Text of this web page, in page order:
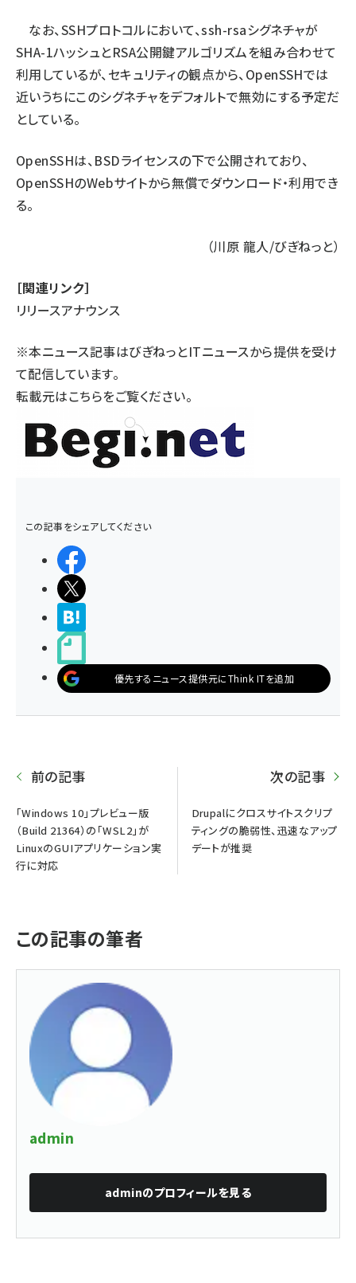
なお、SSHプロトコルにおいて、ssh-rsaシグネチャが
SHA-1ハッシュとRSA公開鍵アルゴリズムを組み合わせて
利用しているが、セキュリティの観点から、OpenSSHでは
近いうちにこのシグネチャをデフォルトで無効にする予定だ
としている。
OpenSSHは、BSDライセンスの下で公開されており、
OpenSSHのWebサイトから無償でダウンロード・利用でき
る。
（川原 龍人/びぎねっと）
［関連リンク］
リリースアナウンス
※本ニュース記事はびぎねっとITニュースから提供を受け
て配信しています。
転載元はこちらをご覧ください。
この記事をシェアしてください
優先するニュース提供元にThink ITを追加
前の記事
「Windows 10」プレビュー版
（Build 21364）の「WSL2」が
LinuxのGUIアプリケーション実
行に対応
次の記事
Drupalにクロスサイトスクリプ
ティングの脆弱性、迅速なアップ
デートが推奨
この記事の筆者
admin
adminのプロフィールを見る